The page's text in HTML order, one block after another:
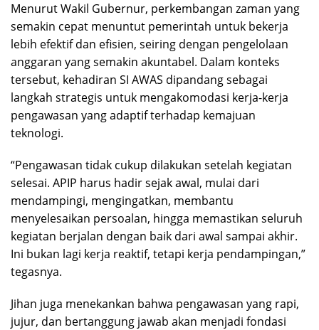
Menurut Wakil Gubernur, perkembangan zaman yang
semakin cepat menuntut pemerintah untuk bekerja
lebih efektif dan efisien, seiring dengan pengelolaan
anggaran yang semakin akuntabel. Dalam konteks
tersebut, kehadiran SI AWAS dipandang sebagai
langkah strategis untuk mengakomodasi kerja-kerja
pengawasan yang adaptif terhadap kemajuan
teknologi.
“Pengawasan tidak cukup dilakukan setelah kegiatan
selesai. APIP harus hadir sejak awal, mulai dari
mendampingi, mengingatkan, membantu
menyelesaikan persoalan, hingga memastikan seluruh
kegiatan berjalan dengan baik dari awal sampai akhir.
Ini bukan lagi kerja reaktif, tetapi kerja pendampingan,”
tegasnya.
Jihan juga menekankan bahwa pengawasan yang rapi,
jujur, dan bertanggung jawab akan menjadi fondasi